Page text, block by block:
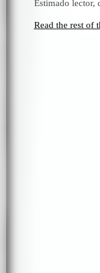
Estimado
Read the rest of